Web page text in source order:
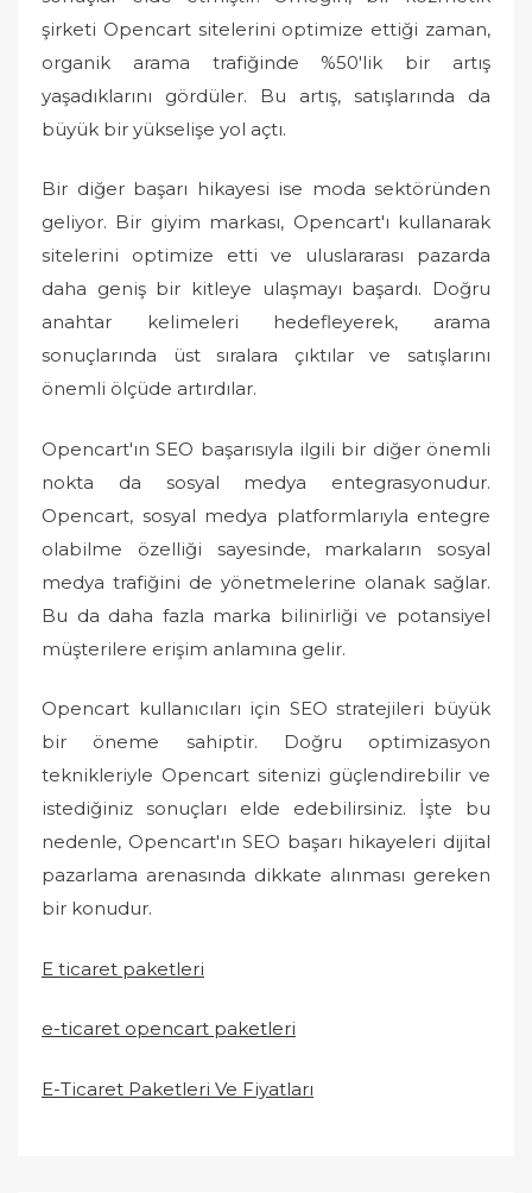
şirketi Opencart sitelerini optimize ettiği zaman,
organik arama trafiğinde %50'lik bir artış
yaşadıklarını gördüler. Bu artış, satışlarında da
büyük bir yükselişe yol açtı.
Bir diğer başarı hikayesi ise moda sektöründen
geliyor. Bir giyim markası, Opencart'ı kullanarak
sitelerini optimize etti ve uluslararası pazarda
daha geniş bir kitleye ulaşmayı başardı. Doğru
anahtar kelimeleri hedefleyerek, arama
sonuçlarında üst sıralara çıktılar ve satışlarını
önemli ölçüde artırdılar.
Opencart'ın SEO başarısıyla ilgili bir diğer önemli
nokta da sosyal medya entegrasyonudur.
Opencart, sosyal medya platformlarıyla entegre
olabilme özelliği sayesinde, markaların sosyal
medya trafiğini de yönetmelerine olanak sağlar.
Bu da daha fazla marka bilinirliği ve potansiyel
müşterilere erişim anlamına gelir.
Opencart kullanıcıları için SEO stratejileri büyük
bir öneme sahiptir. Doğru optimizasyon
teknikleriyle Opencart sitenizi güçlendirebilir ve
istediğiniz sonuçları elde edebilirsiniz. İşte bu
nedenle, Opencart'ın SEO başarı hikayeleri dijital
pazarlama arenasında dikkate alınması gereken
bir konudur.
E ticaret paketleri
e-ticaret opencart paketleri
E-Ticaret Paketleri Ve Fiyatları